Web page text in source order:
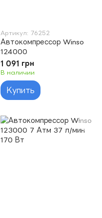
Артикул: 76252
Автокомпрессор Winso
124000
1 091 грн
В наличии
Купить